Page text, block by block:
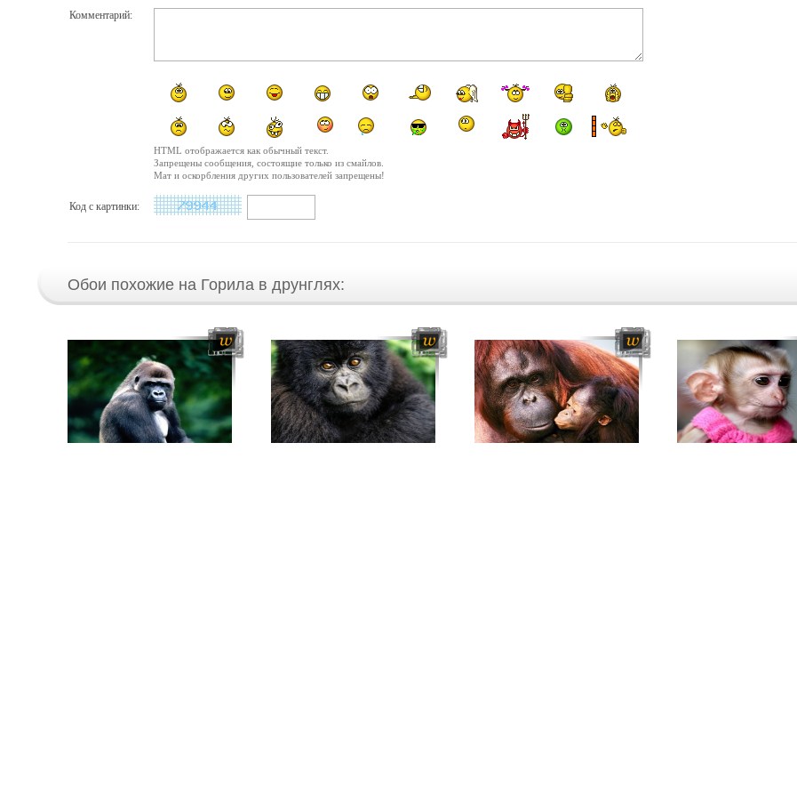
Комментарий:
HTML отображается как обычный текст.
Запрещены сообщения, состоящие только из смайлов.
Мат и оскорбления других пользователей запрещены!
Код с картинки:
Обои похожие на Горила в друнглях: